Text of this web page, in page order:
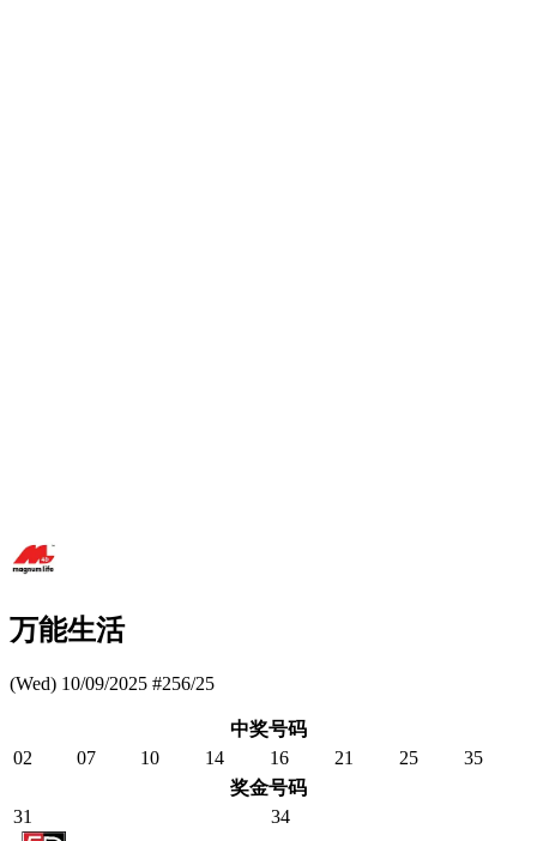
万能生活
(Wed) 10/09/2025 #256/25
中奖号码
02
07 10 14 16 21 25
35
奖金号码
31
34